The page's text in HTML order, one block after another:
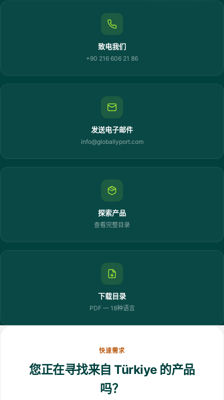
致电我们
+90 216 606 21 86
发送电子邮件
info@globallyport.com
探索产品
查看完整目录
下载目录
PDF — 18种语言
快速需求
您正在寻找来自 Türkiye 的产品
吗？